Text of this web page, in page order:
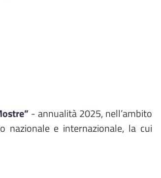
- annualità 2025, nell’ambito
nazionale e internazionale, la cui